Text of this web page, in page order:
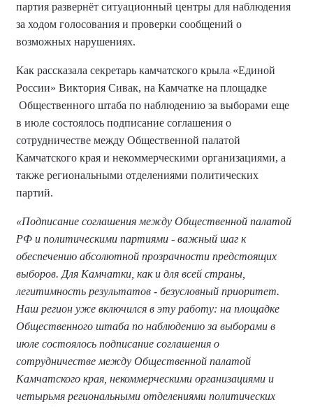
партия развернёт ситуационный центры для наблюдения
за ходом голосования и проверки сообщений о
возможных нарушениях.
Как рассказала секретарь камчатского крыла «Единой
России» Виктория Сивак, на Камчатке на площадке
Общественного штаба по наблюдению за выборами еще
в июле состоялось подписание соглашения о
сотрудничестве между Общественной палатой
Камчатского края и некоммерческими организациями, а
также региональными отделениями политических
партий.
«Подписание соглашения между Общественной палатой
РФ и политическими партиями - важный шаг к
обеспечению абсолютной прозрачности предстоящих
выборов. Для Камчатки, как и для всей страны,
легитимность результатов - безусловный приоритет.
Наш регион уже включился в эту работу: на площадке
Общественного штаба по наблюдению за выборами в
июле состоялось подписание соглашения о
сотрудничестве между Общественной палатой
Камчатского края, некоммерческими организациями и
четырьмя региональными отделениями политических